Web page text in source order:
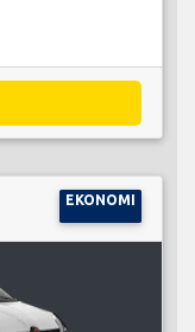
EKONOMI